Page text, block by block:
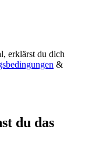
erklärst du dich
&
du das